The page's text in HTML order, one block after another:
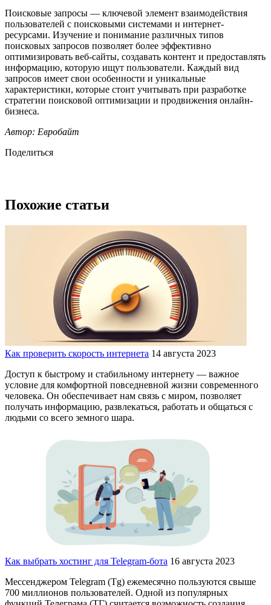
Поисковые запросы — ключевой элемент взаимодействия
пользователей с поисковыми системами и интернет-
ресурсами. Изучение и понимание различных типов
поисковых запросов позволяет более эффективно
оптимизировать веб-сайты, создавать контент и предоставлять
информацию, которую ищут пользователи. Каждый вид
запросов имеет свои особенности и уникальные
характеристики, которые стоит учитывать при разработке
стратегии поисковой оптимизации и продвижения онлайн-
бизнеса.
Автор: Евробайт
Поделиться
Похожие статьи
Как проверить скорость интернета 14 августа 2023
Доступ к быстрому и стабильному интернету — важное
условие для комфортной повседневной жизни современного
человека. Он обеспечивает нам связь с миром, позволяет
получать информацию, развлекаться, работать и общаться с
людьми со всего земного шара.
Как выбрать хостинг для Telegram-бота 16 августа 2023
Мессенджером Telegram (Tg) ежемесячно пользуются свыше
700 миллионов пользователей. Одной из популярных